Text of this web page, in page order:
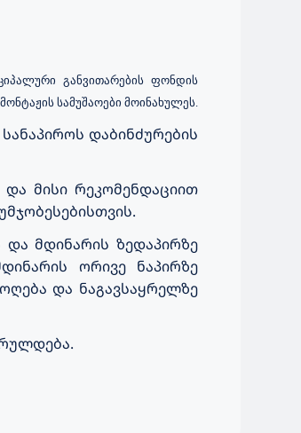
განვითარების ფონდის
სამუშაოები მოინახულეს.
დაბინძურების
მისი რეკომენდაციით
და მდინარის ზედაპირზე
ორივე ნაპირზე
და ნაგავსაყრელზე